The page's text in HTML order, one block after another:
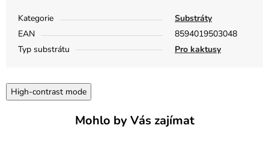
Kategorie
Substráty
EAN
8594019503048
Typ substrátu
Pro kaktusy
High-contrast mode
Mohlo by Vás zajímat